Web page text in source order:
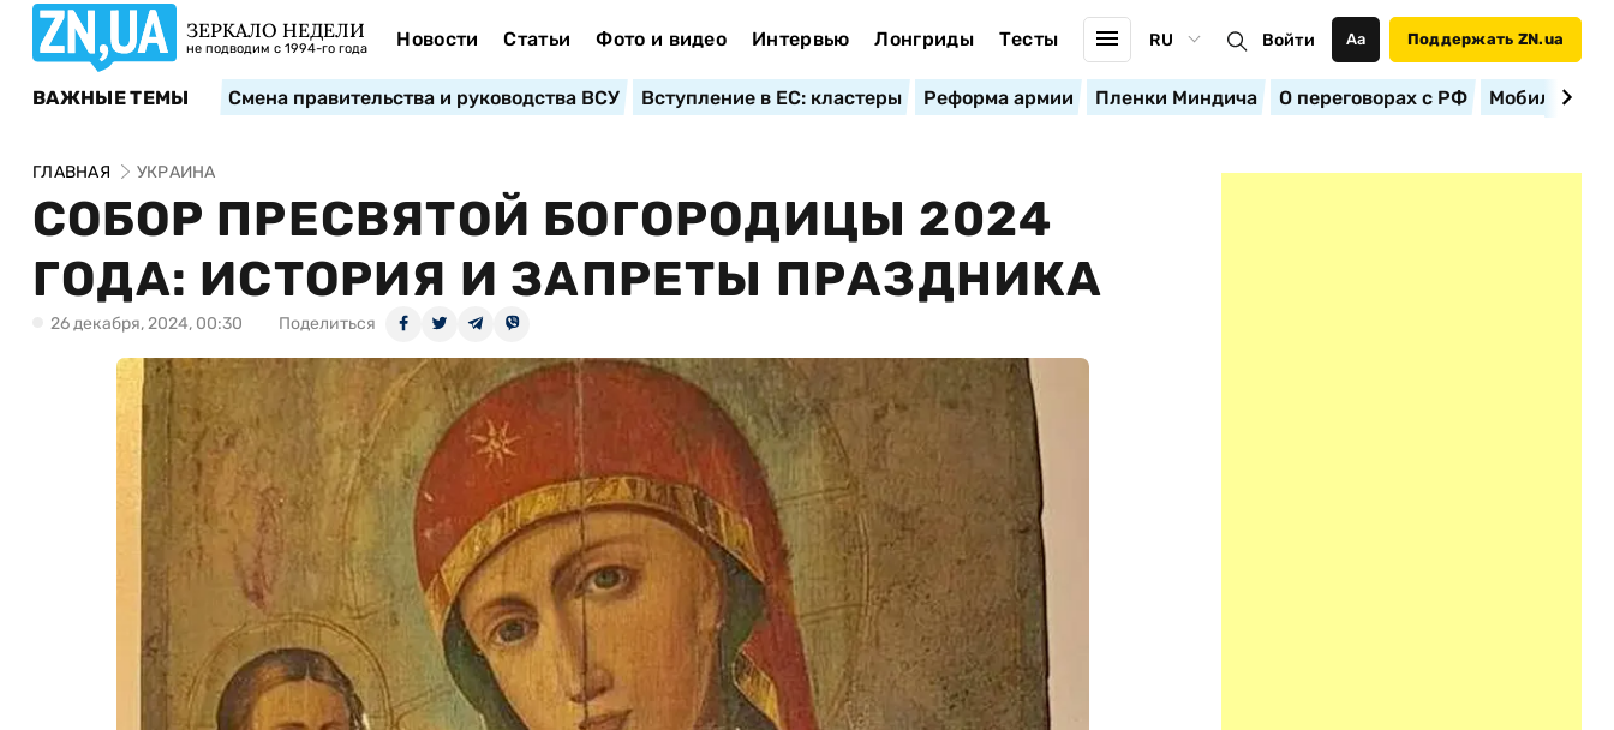
ЗЕРКАЛО НЕДЕЛИ
не подводим с 1994-го года Новости Статьи Фото и видео Интервью Лонгриды Тесты RU Войти Аа Поддержать ZN.ua
ВАЖНЫЕ ТЕМЫ Смена правительства и руководства ВСУ Вступление в ЕС: кластеры Реформа армии Пленки Миндича О переговорах с РФ
ГЛАВНАЯ УКРАИНА
СОБОР ПРЕСВЯТОЙ БОГОРОДИЦЫ 2024
ГОДА: ИСТОРИЯ И ЗАПРЕТЫ ПРАЗДНИКА
26 декабря, 2024, 00:30 Поделиться